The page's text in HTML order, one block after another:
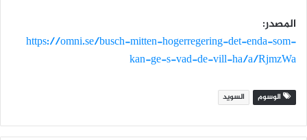
المصدر:
https://omni.se/busch-mitten-hogerregering-det-enda-som-
kan-ge-s-vad-de-vill-ha/a/RjmzWa
الوسوم السويد